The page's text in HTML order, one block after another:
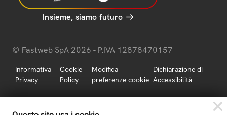
Insieme, siamo futuro
© Fastweb SpA 2026 - P.IVA 12878470157
Informativa
Privacy
Cookie
Policy
Modifica
preferenze cookie
Dichiarazione di
Accessibilità